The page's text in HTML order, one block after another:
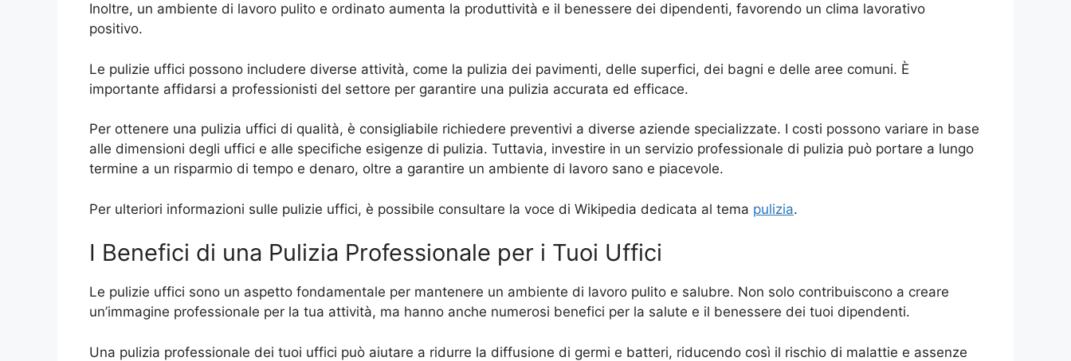
Inoltre, un ambiente di lavoro pulito e ordinato aumenta la produttività e il benessere dei dipendenti, favorendo un clima lavorativo
positivo.
Le pulizie uffici possono includere diverse attività, come la pulizia dei pavimenti, delle superfici, dei bagni e delle aree comuni. È
importante affidarsi a professionisti del settore per garantire una pulizia accurata ed efficace.
Per ottenere una pulizia uffici di qualità, è consigliabile richiedere preventivi a diverse aziende specializzate. I costi possono variare in base
alle dimensioni degli uffici e alle specifiche esigenze di pulizia. Tuttavia, investire in un servizio professionale di pulizia può portare a lungo
termine a un risparmio di tempo e denaro, oltre a garantire un ambiente di lavoro sano e piacevole.
Per ulteriori informazioni sulle pulizie uffici, è possibile consultare la voce di Wikipedia dedicata al tema pulizia.
I Benefici di una Pulizia Professionale per i Tuoi Uffici
Le pulizie uffici sono un aspetto fondamentale per mantenere un ambiente di lavoro pulito e salubre. Non solo contribuiscono a creare
un’immagine professionale per la tua attività, ma hanno anche numerosi benefici per la salute e il benessere dei tuoi dipendenti.
Una pulizia professionale dei tuoi uffici può aiutare a ridurre la diffusione di germi e batteri, riducendo così il rischio di malattie e assenze